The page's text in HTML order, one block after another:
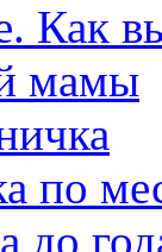
Как
мамы
по
до